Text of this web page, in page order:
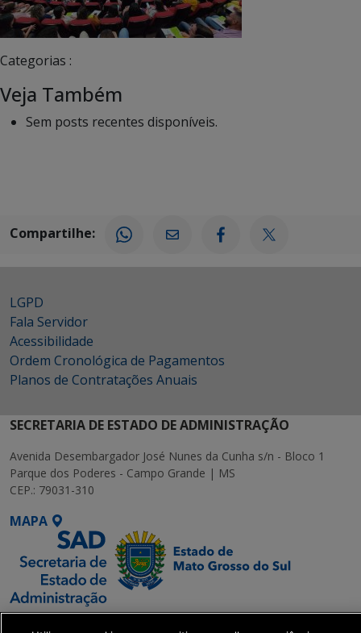
Categorias :
Veja Também
Sem posts recentes disponíveis.
Compartilhe:
LGPD
Fala Servidor
Acessibilidade
Ordem Cronológica de Pagamentos
Planos de Contratações Anuais
SECRETARIA DE ESTADO DE ADMINISTRAÇÃO
Avenida Desembargador José Nunes da Cunha s/n - Bloco 1
Parque dos Poderes - Campo Grande | MS
CEP.: 79031-310
MAPA